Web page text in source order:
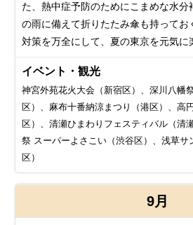
た、熱中症予防のためにこまめな水分
の雨に備えて折りたたみ傘も持ってお
対策を万全にして、夏の東京を元気に
イベント・観光
神宮外苑花火大会（新宿区）、深川八幡
区）、麻布十番納涼まつり（港区）、高
区）、清瀬ひまわりフェスティバル（清
祭 スーパーよさこい（渋谷区）、浅草サ
区）
9月